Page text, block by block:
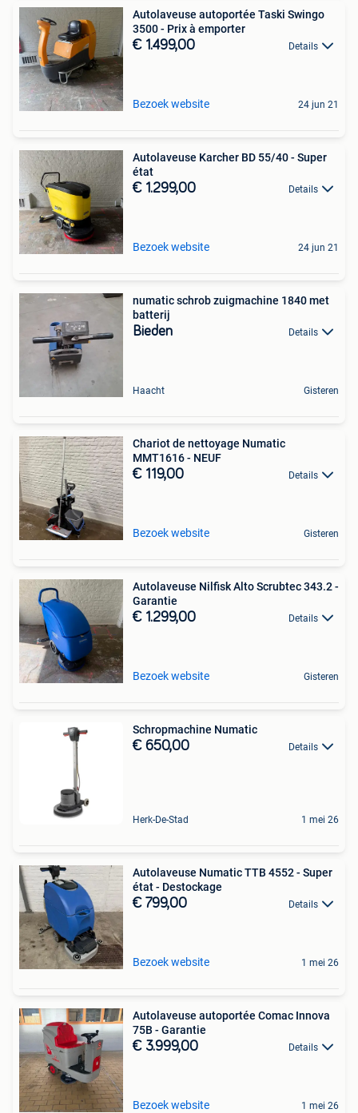
Autolaveuse autoportée Taski Swingo
3500 - Prix à emporter
€ 1.499,00 Details
Bezoek website 24 jun 21
Autolaveuse Karcher BD 55/40 - Super
état
€ 1.299,00 Details
Bezoek website 24 jun 21
numatic schrob zuigmachine 1840 met
batterij
Bieden Details
Haacht Gisteren
Chariot de nettoyage Numatic
MMT1616 - NEUF
€ 119,00 Details
Bezoek website Gisteren
Autolaveuse Nilfisk Alto Scrubtec 343.2 -
Garantie
€ 1.299,00 Details
Bezoek website Gisteren
Schropmachine Numatic
€ 650,00 Details
Herk-De-Stad 1 mei 26
Autolaveuse Numatic TTB 4552 - Super
état - Destockage
€ 799,00 Details
Bezoek website 1 mei 26
Autolaveuse autoportée Comac Innova
75B - Garantie
€ 3.999,00 Details
Bezoek website 1 mei 26